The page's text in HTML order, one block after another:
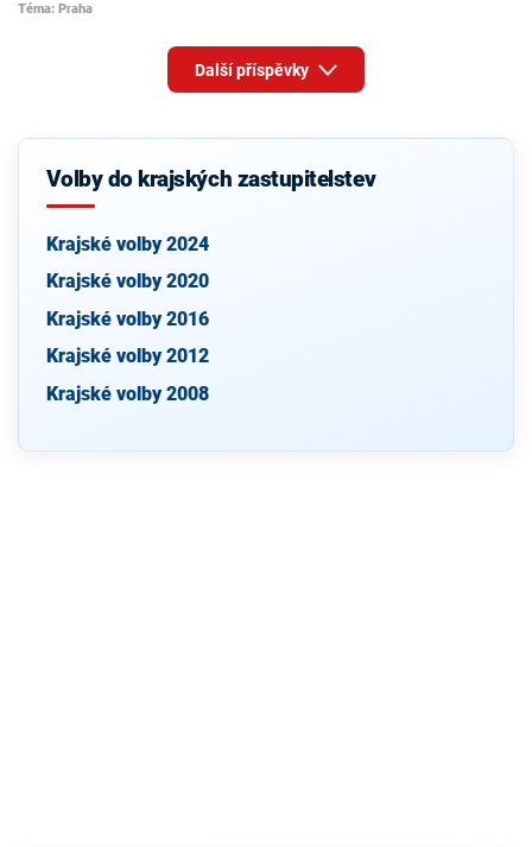
Téma: Praha
Další příspěvky
Volby do krajských zastupitelstev
Krajské volby 2024
Krajské volby 2020
Krajské volby 2016
Krajské volby 2012
Krajské volby 2008